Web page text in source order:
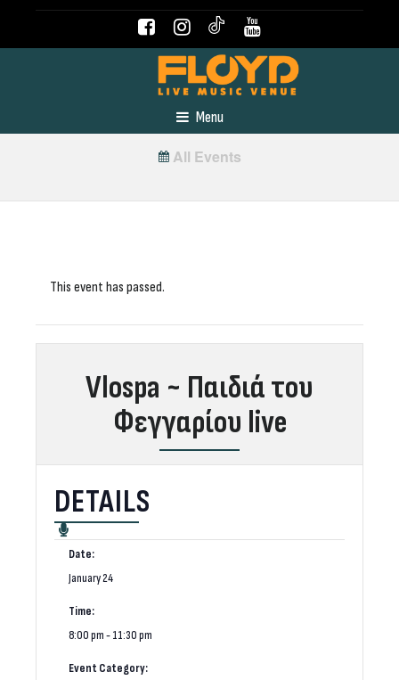
Menu
All Events
This event has passed.
Vlospa ~ Παιδιά του
Φεγγαρίου live
DETAILS
Date:
January 24
Time:
8:00 pm - 11:30 pm
Event Category: